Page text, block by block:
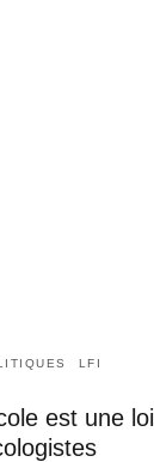
LFI
est une loi